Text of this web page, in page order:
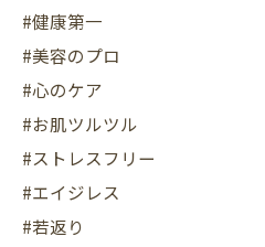
#健康第一
#美容のプロ
#心のケア
#お肌ツルツル
#ストレスフリー
#エイジレス
#若返り